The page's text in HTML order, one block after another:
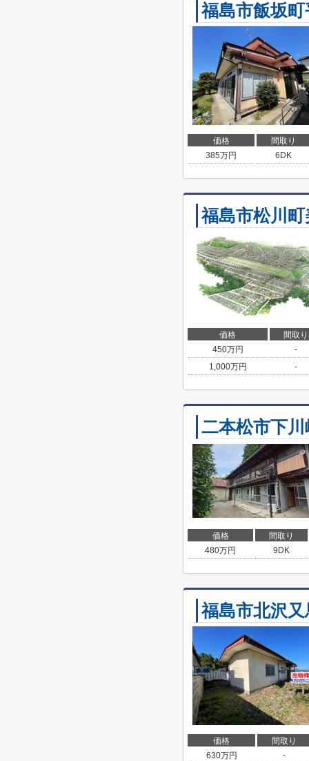
福島市飯坂
価格
間取り
385万円 6DK
福島市松川
価格
間取り
450万円
-
1,000万円 -
二本松市下
価格
間取り
480万円 9DK
福島市北沢
価格
間取り
630万円 -